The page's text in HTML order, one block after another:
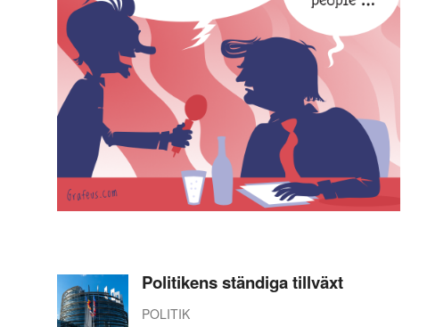
Politikens ständiga tillväxt
POLITIK